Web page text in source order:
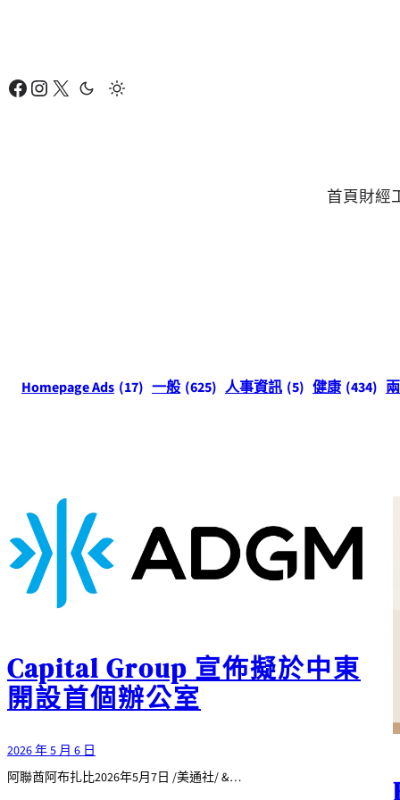
要
Facebook Instagram X
首頁財經
Homepage Ads (17) 一般 (625) 人事資訊 (5) 健康 (434)
Capital Group 宣佈擬於中東
開設首個辦公室
2026 年 5 月 6 日
阿聯酋阿布扎比2026年5月7日 /美通社/ &…